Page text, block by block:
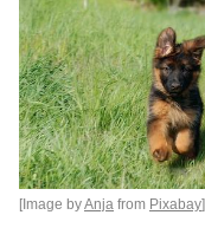
[Image byAnja from Pixabay]